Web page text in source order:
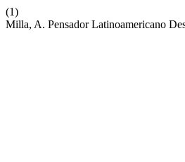
(1)
Milla, A. Pensador Latinoamericano